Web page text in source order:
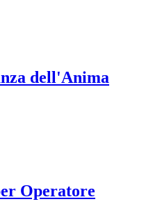
dell'Anima
Operatore